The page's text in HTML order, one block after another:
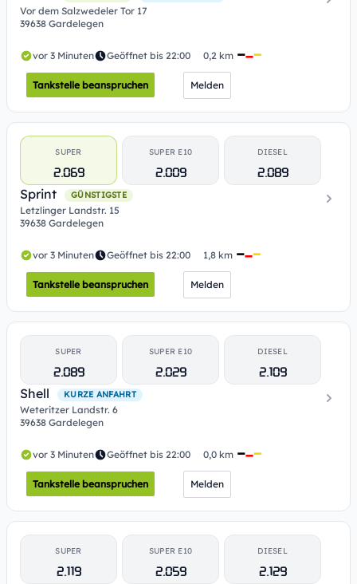
Vor dem Salzwedeler Tor 17
39638 Gardelegen
vor 3 Minuten Geöffnet bis 22:00 0,2 km
Tankstelle beanspruchen Melden
SUPER
2.069
SUPER E10
2.009
DIESEL
2.089
Sprint
GÜNSTIGSTE
Letzlinger Landstr. 15
39638 Gardelegen
vor 3 Minuten Geöffnet bis 22:00 1,8 km
Tankstelle beanspruchen Melden
SUPER
2.089
SUPER E10
2.029
DIESEL
2.109
Shell
KURZE ANFAHRT
Weteritzer Landstr. 6
39638 Gardelegen
vor 3 Minuten Geöffnet bis 22:00 0,0 km
Tankstelle beanspruchen Melden
SUPER
2.119
SUPER E10
2.059
DIESEL
2.129